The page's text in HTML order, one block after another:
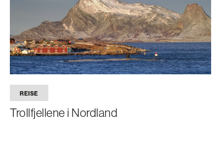
REISE
Trollfjellene i Nordland